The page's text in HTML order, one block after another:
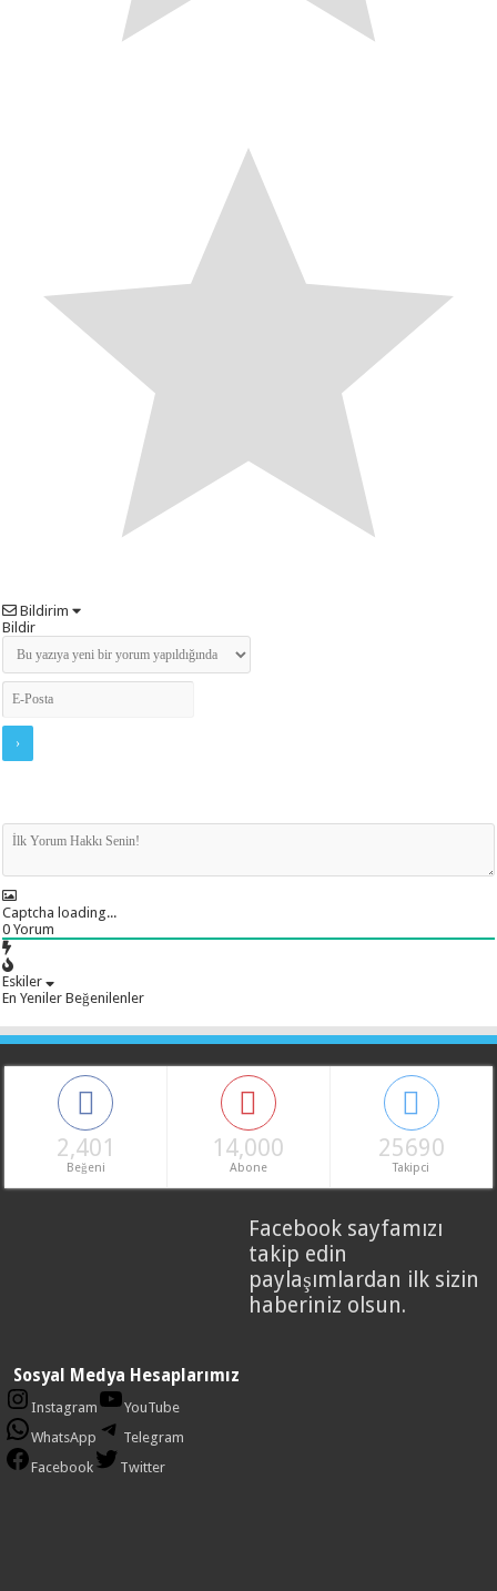
Bildirim
Bildir
Captcha loading...
0 Yorum
Eskiler
En Yeniler Beğenilenler
2,401
Beğeni
14,000
Abone
25690
Takipci
Sosyal Medya Hesaplarımız
Instagram
YouTube
WhatsApp
Telegram
Facebook
Twitter
Facebook sayfamızı
takip edin
paylaşımlardan ilk sizin
haberiniz olsun.